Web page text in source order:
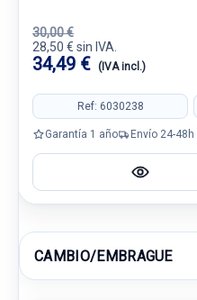
30,00 €
28,50 € sin IVA.
34,49 € (IVA incl.)
Ref: 6030238
Garantía 1 año Envío 24-48h
CAMBIO/EMBRAGUE